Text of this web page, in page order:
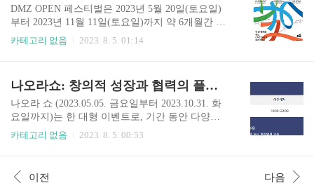
보이고 있습니다. 이 행사는 인..
시면 됩니다. 다양한 프로그램들이 있어서 정보를
얻는데 도움이 많이 됩니다. 부산국제매직페스티
벌 홈페이지 부산국제매직페스티벌 인스타그램 부
산국제매직페스티벌 블로그 다양한 매직쇼와 이벤
번에도 다양한 매직쇼, 체험행사, 전시회, 공연 ..
DMZ OPEN 페스티벌은 2023년 5월 20일(토요일)
부터 2023년 11월 11일(토요일)까지 약 6개월간 진
행되는 대단위 문화축제입니다. 이 페스티벌은 한
과 남한 사이의 군사분계선을 따라 놓인 지역으로,
국제적인 관심을 받고 있습니다. 더 자세한 정보 얻
고 싶으면 아래 인스타그램을 방문해 주세요. DMZ
OPEN 페스티벌 인스타그램 문화 체험과 평화 메
시지를 전달하는 다양한 프로그램 DMZ OPEN 페
을 선사하고, 한반도와 국제 갈등 해결을 위한 평화
카테고리 없음 2023. 8. 5. 01:14
나오라쇼: 창의적 성장과 협력의 플랫폼
나오라 쇼 (2023.05.05. 금요일부터 2023.10.31. 화
요일까지)는 한 대형 이벤트로, 기간 동안 다양한
활동들이 일어납니다. 참가자들에게 만남과 배움
참가자들은 서로의 경험, 전문 지식, 역량을 나누
카테고리 없음 2023. 8. 5. 00:53
이전 다음